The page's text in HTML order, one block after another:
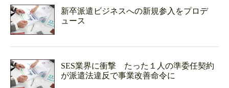
新卒派遣ビジネスへの新規参入をプロデ
ュース
SES業界に衝撃 たった１人の準委任契約
が派遣法違反で事業改善命令に